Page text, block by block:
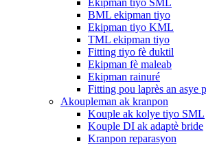
Ekipman tiyo SML
BML ekipman tiyo
Ekipman tiyo KML
TML ekipman tiyo
Fitting tiyo fè duktil
Ekipman fè maleab
Ekipman rainuré
Fitting pou laprès an asye
Akoupleman ak kranpon
Kouple ak kolye tiyo SML
Kouple DI ak adaptè bride
Kranpon reparasyon